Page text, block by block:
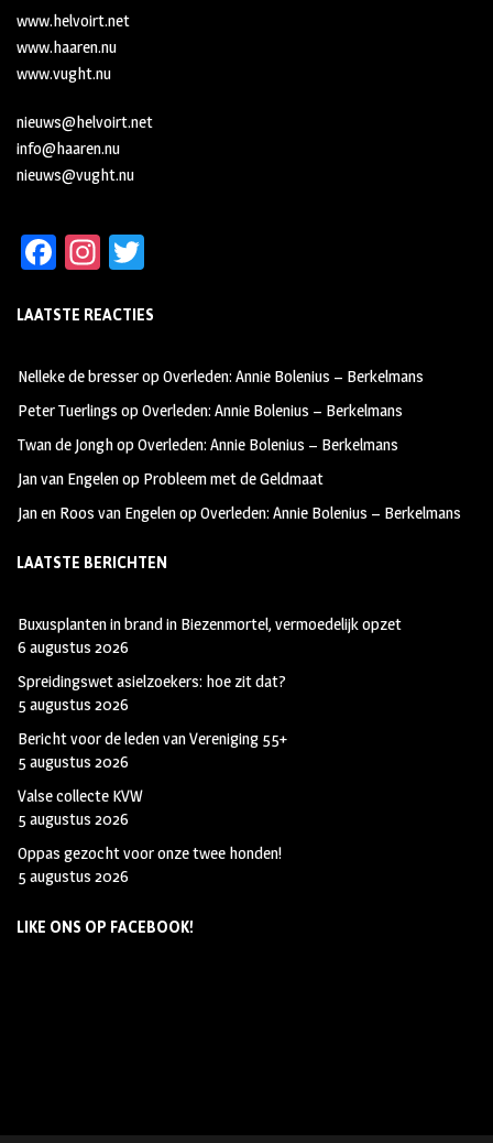
www.helvoirt.net
www.haaren.nu
www.vught.nu
nieuws@helvoirt.net
info@haaren.nu
nieuws@vught.nu
Fa
b
oo
k
In
ag
m
tt
LAATSTE REACTIES
Nelleke de bresseropOverleden: Annie Bolenius – Berkelmans
Peter Tuerlings opOverleden: Annie Bolenius – Berkelmans
Twan de JonghopOverleden: Annie Bolenius – Berkelmans
Jan van Engelenop Probleem met de Geldmaat
Jan en Roos van EngelenopOverleden: Annie Bolenius – Berkelmans
LAATSTE BERICHTEN
Buxusplanten in brand in Biezenmortel, vermoedelijk opzet
6 augustus 2026
Spreidingswet asielzoekers: hoe zit dat?
5 augustus 2026
Bericht voor de leden van Vereniging 55+
5 augustus 2026
Valse collecte KVW
5 augustus 2026
Oppas gezocht voor onze twee honden!
5 augustus 2026
LIKE ONS OP FACEBOOK!